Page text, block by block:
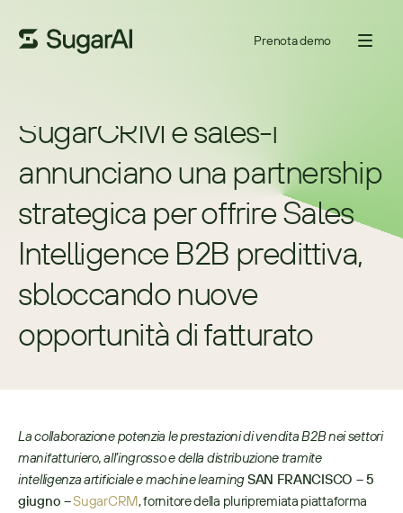
Prenota demo
SugarCRM e sales-i
annunciano una partnership
strategica per offrire Sales
Intelligence B2B predittiva,
sbloccando nuove
opportunità di fatturato
La collaborazione potenzia le prestazioni di vendita B2B nei settori
manifatturiero, all’ingrosso e della distribuzione tramite
intelligenza artificiale e machine learningSAN FRANCISCO – 5
giugno –SugarCRM, fornitore della pluripremiata piattaforma